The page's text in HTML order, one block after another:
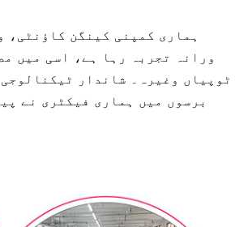
ورانہ تجربہ رہا ہے، اسی میں
ٹوپیاں وغیرہ۔ شاندار
برسوں میں ہماری فیکٹری نے